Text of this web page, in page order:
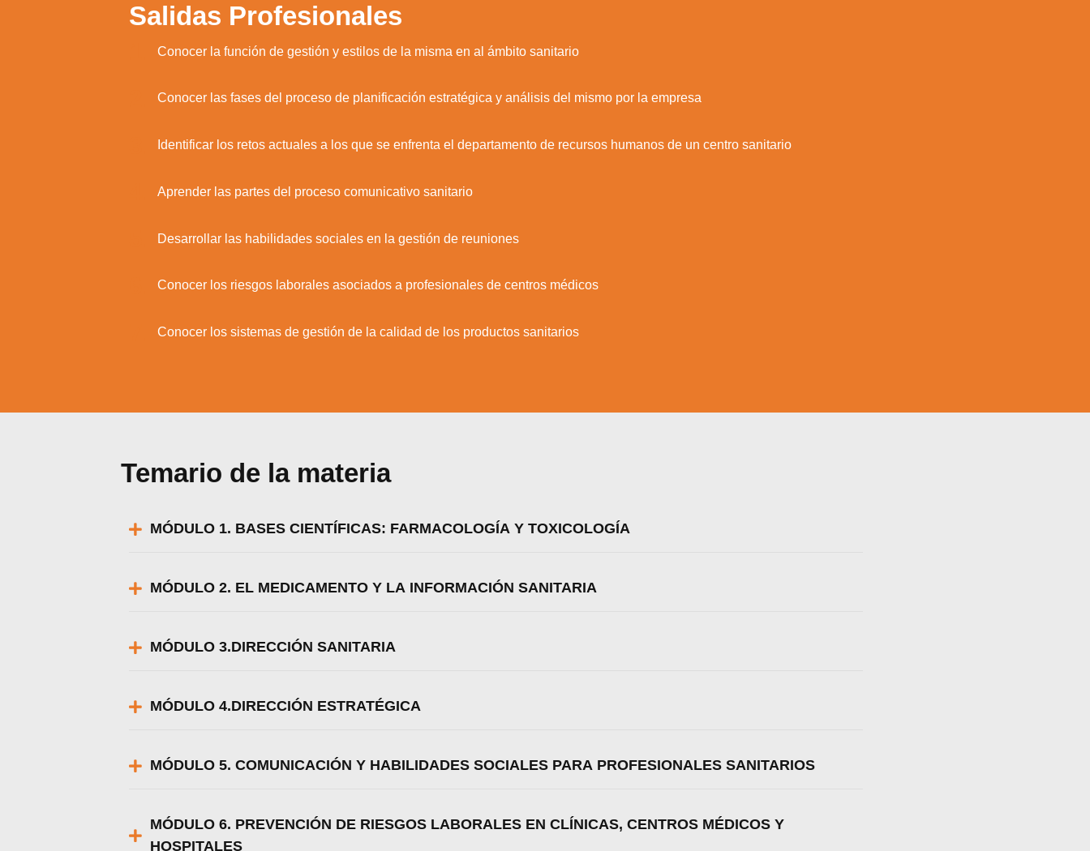
Salidas Profesionales
Conocer la función de gestión y estilos de la misma en al ámbito sanitario
Conocer las fases del proceso de planificación estratégica y análisis del mismo por la empresa
Identificar los retos actuales a los que se enfrenta el departamento de recursos humanos de un centro sanitario
Aprender las partes del proceso comunicativo sanitario
Desarrollar las habilidades sociales en la gestión de reuniones
Conocer los riesgos laborales asociados a profesionales de centros médicos
Conocer los sistemas de gestión de la calidad de los productos sanitarios
Temario de la materia
MÓDULO 1. BASES CIENTÍFICAS: FARMACOLOGÍA Y TOXICOLOGÍA
MÓDULO 2. EL MEDICAMENTO Y LA INFORMACIÓN SANITARIA
MÓDULO 3.DIRECCIÓN SANITARIA
MÓDULO 4.DIRECCIÓN ESTRATÉGICA
MÓDULO 5. COMUNICACIÓN Y HABILIDADES SOCIALES PARA PROFESIONALES SANITARIOS
MÓDULO 6. PREVENCIÓN DE RIESGOS LABORALES EN CLÍNICAS, CENTROS MÉDICOS Y
HOSPITALES
Puedes aprender más sobre qué cookies utilizamos o desactivarlas en los